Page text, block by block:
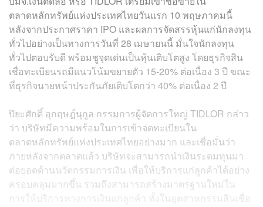
ตลาดหลักทรัพย์แห่งประเทศไทยวันแรก 10 พฤษภาคมนี้
หลังจากประกาศราคา IPO และผลการจัดสรรหุ้นแก่นักลงทุน
ทั่วไปอย่างเป็นทางการวันที่ 28 เมษายนนี้ มั่นใจนักลงทุน
ทั่วไปตอบรับดี พร้อมชูจุดเด่นเป็นหุ้นเติบโตสูง โดยธุรกิจสิน
เชื่อทะเบียนรถมีแนวโน้มขยายตัว 15-20% ต่อเนื่อง 3 ปี ขณะ
ที่ธุรกิจนายหน้าประกันภัยเติบโตกว่า 40% ต่อเนื่อง 2 ปี
ปิยะศักดิ์ อุกฤษฎ์นุกูล กรรมการผู้จัดการใหญ่ TIDLOR กล่าว
ว่า บริษัทมีความพร้อมในการเข้าจดทะเบียนใน
ตลาดหลักทรัพย์แห่งประเทศไทยอย่างมาก และเชื่อมั่นว่า
ภายหลังจากตลาดแล้ว บริษัทจะสามารถนำเงินระดมทุนมา
ต่อยอดด้านนวัตกรรมการเงิน เพื่อให้บริการแก่ลูกค้าได้อย่าง
ครอบคลุมมากขึ้น รวมถึงสามารถสร้างมาตรฐานใหม่ใน
การให้บริการทางการเงินแก่ลูกค้า ทั้งในอุตสาหกรรมสินเชื่อ